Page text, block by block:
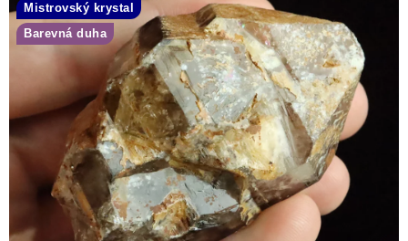
ÚČINKY
KRYSTALY
ČLÁNKY
NALEZIŠTĚ
NÁŠ PŘÍBĚH
Mistrovský krystal
Barevná duha